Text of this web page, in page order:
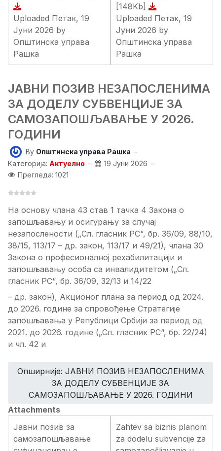
Uploaded Петак, 19
Јуни 2026 by
Општинска управа
Рашка
[148Kb]
Uploaded Петак, 19
Јуни 2026 by
Општинска управа
Рашка
ЈАВНИ ПОЗИВ НЕЗАПОСЛЕНИМА
ЗА ДОДЕЛУ СУБВЕНЦИЈЕ ЗА
САМОЗАПОШЉАВАЊЕ У 2026.
ГОДИНИ
By Општинска управа Рашка
Категорија: Актуелно
19 Јуни 2026
Прегледа: 1021
На основу члана 43 став 1 тачка 4 Закона о
запошљавању и осигурању за случај
незапослености („Сл. гласник РС“, бр. 36/09, 88/10,
38/15, 113/17 – др. закон, 113/17 и 49/21), члана 30
Закона о професионалној рехабилитацији и
запошљавању особа са инвалидитетом („Сл.
гласник РС“, бр. 36/09, 32/13 и 14/22
– др. закон), Акционог плана за период од 2024.
до 2026. годинe за спровођење Стратегије
запошљавања у Републици Србији за период од
2021. до 2026. године („Сл. гласник РС“, бр. 22/24)
и чл. 42 и
Опширније: ЈАВНИ ПОЗИВ НЕЗАПОСЛЕНИМА
ЗА ДОДЕЛУ СУБВЕНЦИЈЕ ЗА
САМОЗАПОШЉАВАЊЕ У 2026. ГОДИНИ
Attachments
Јавни позив за
самозапошљавање
Zahtev sa biznis planom
za dodelu subvencije za